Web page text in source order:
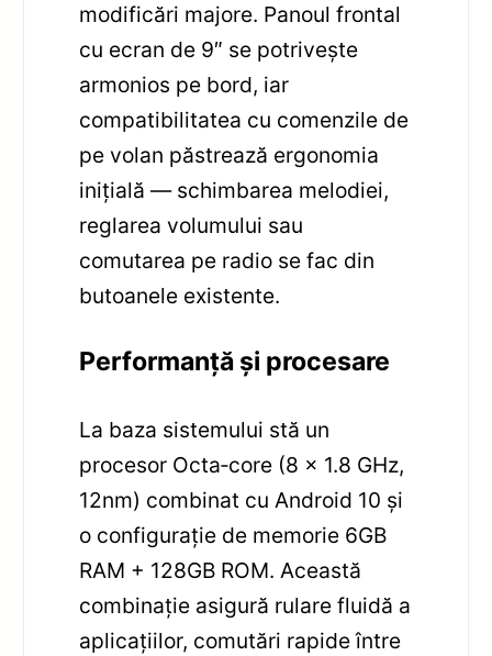
modificări majore. Panoul frontal
cu ecran de 9″ se potrivește
armonios pe bord, iar
compatibilitatea cu comenzile de
pe volan păstrează ergonomia
inițială — schimbarea melodiei,
reglarea volumului sau
comutarea pe radio se fac din
butoanele existente.
Performanță și procesare
La baza sistemului stă un
procesor Octa‑core (8 x 1.8 GHz,
12nm) combinat cu Android 10 și
o configurație de memorie 6GB
RAM + 128GB ROM. Această
combinație asigură rulare fluidă a
aplicațiilor, comutări rapide între